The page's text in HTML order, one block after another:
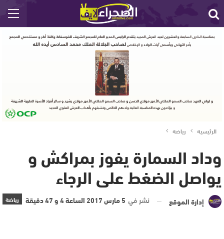
الرئيسية رياضة
وداد السمارة يفوز بمراكش و
يواصل الضغط على الرجاء
رياضة إدارة الموقع نشر في 5 مارس 2017 الساعة 4 و 47 دقيقة